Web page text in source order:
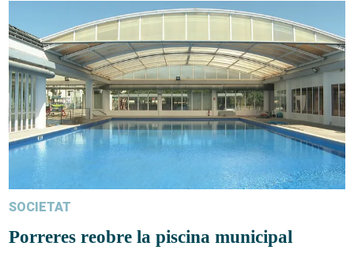
SOCIETAT
Porreres reobre la piscina municipal